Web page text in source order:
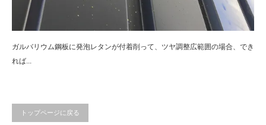
ガルバリウム鋼板に発泡レタンが付着削って、ツヤ調整広範囲の場合、でき
れば...
トップページに戻る